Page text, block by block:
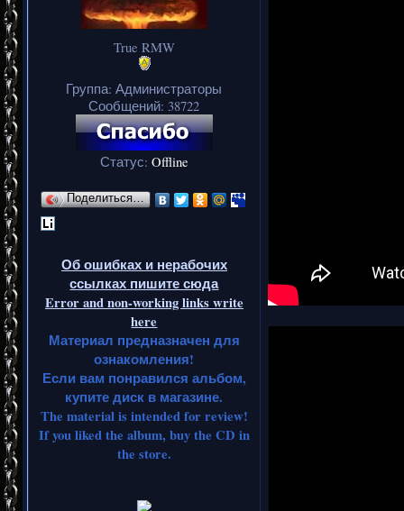
True RMW
Группа: Администраторы
Сообщений: 38722
Статус: Offline
Поделиться…
Об ошибках и нерабочих
ссылках пишите сюда
Error and non-working links write
here
Материал предназначен для
ознакомления!
Если вам понравился альбом,
купите диск в магазине.
The material is intended for review!
If you liked the album, buy the CD in
the store.